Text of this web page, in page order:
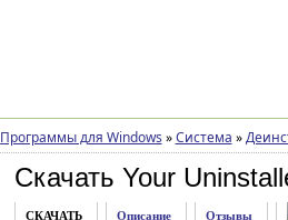
Программы для Windows » Система »
Скачать Your
СКАЧАТЬ Описание Отзывы